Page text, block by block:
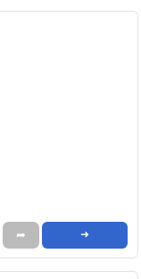
➦ ➜